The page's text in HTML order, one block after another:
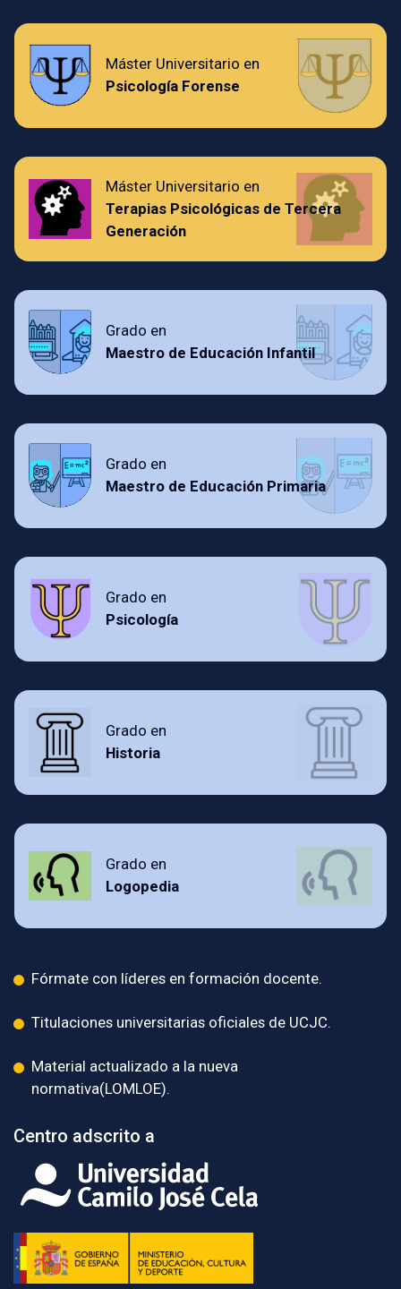
Máster Universitario en
Psicología Forense
Máster Universitario en
Terapias Psicológicas de Tercera
Generación
Grado en
Maestro de Educación Infantil
Grado en
Maestro de Educación Primaria
Grado en
Psicología
Grado en
Historia
Grado en
Logopedia
Fórmate con líderes en formación docente.
Titulaciones universitarias oficiales de UCJC.
Material actualizado a la nueva
normativa(LOMLOE).
Centro adscrito a